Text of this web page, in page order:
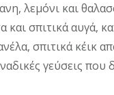
λεμόνι και
σπιτικά αυγά,
σπιτικά κέικ
γεύσεις που